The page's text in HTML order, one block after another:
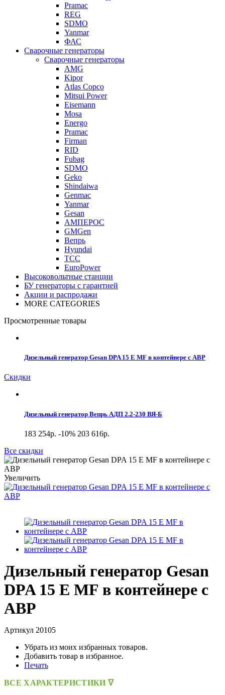
Pramac
REG
SDMO
Yanmar
ФАС
Сварочные генераторы
Сварочные генераторы
AMG
Kipor
Atlas Copco
Mitsui Power
Eisemann
Mosa
Energo
Pramac
Firman
RID
Fubag
SDMO
Geko
Shindaiwa
Genmac
Yanmar
Gesan
АМПЕРОС
GMGen
Вепрь
Hyundai
ТСС
EuroPower
Высоковольтные станции
БУ генераторы с гарантией
Акции и распродажи
MORE CATEGORIES
Просмотренные товары
Дизельный генератор Gesan DPA 15 E MF в контейнере с АВР
Скидки
Дизельный генератор Вепрь АДП 2.2-230 ВЯ-Б
183 254р. -10% 203 616р.
Все скидки
Увеличить
Дизельный генератор Gesan
DPA 15 E MF в контейнере с
АВР
Артикул 20105
Убрать из моих избранных товаров.
Добавить товар в избранное.
Печать
ВСЕ ХАРАКТЕРИСТИКИ ᐁ